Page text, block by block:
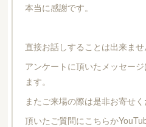
本当に感謝です。
直接お話しすることは出来ませ
アンケートに頂いたメッセー
ます。
またご来場の際は是非お寄せく
頂いたご質問にこちらか